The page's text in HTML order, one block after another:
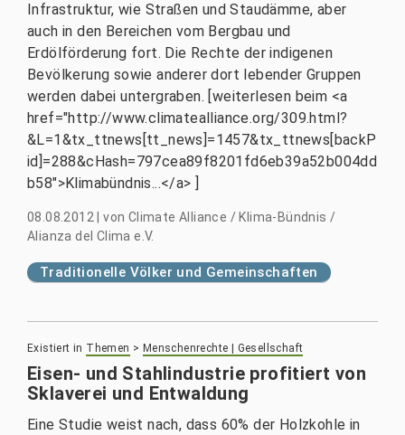
Infrastruktur, wie Straßen und Staudämme, aber
auch in den Bereichen vom Bergbau und
Erdölförderung fort. Die Rechte der indigenen
Bevölkerung sowie anderer dort lebender Gruppen
werden dabei untergraben. [weiterlesen beim <a
href="http://www.climatealliance.org/309.html?
&L=1&tx_ttnews[tt_news]=1457&tx_ttnews[backP
id]=288&cHash=797cea89f8201fd6eb39a52b004dd
b58">Klimabündnis...</a> ]
08.08.2012 |von Climate Alliance / Klima-Bündnis /
Alianza del Clima e.V.
Traditionelle Völker und Gemeinschaften
Existiert in Themen > Menschenrechte | Gesellschaft
Eisen- und Stahlindustrie profitiert von
Sklaverei und Entwaldung
Eine Studie weist nach, dass 60% der Holzkohle in